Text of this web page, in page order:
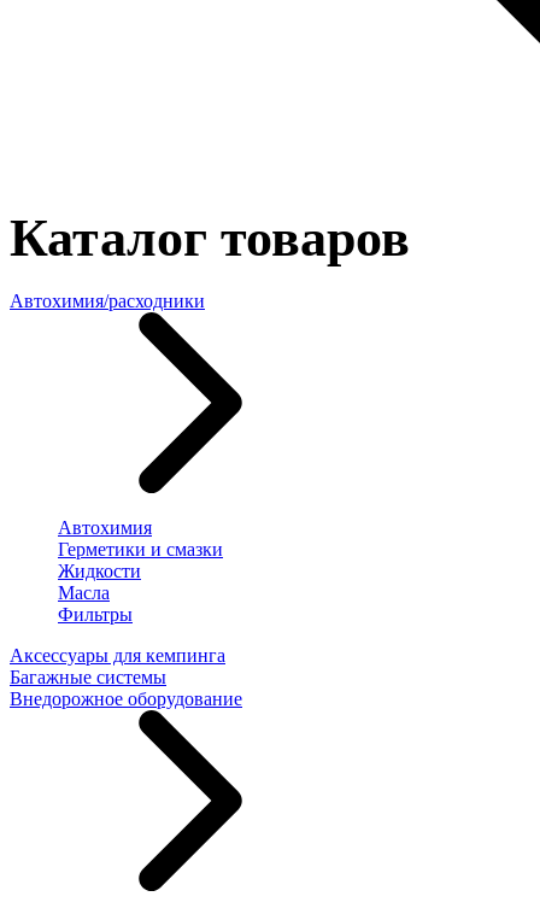
Каталог товаров
Автохимия/расходники
Автохимия
Герметики и смазки
Жидкости
Масла
Фильтры
Аксессуары для кемпинга
Багажные системы
Внедорожное оборудование